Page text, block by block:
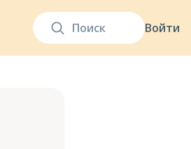
Войти